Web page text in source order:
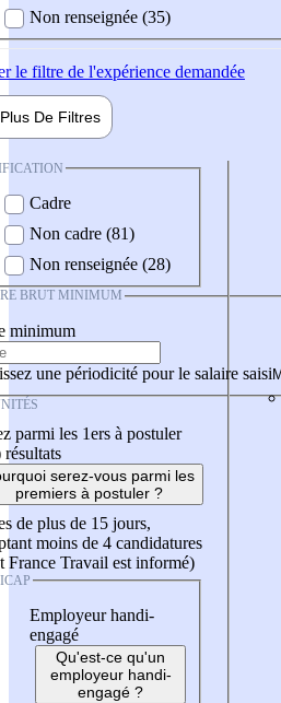
Non renseignée (35)
le filtre de l'expérience demandée
Plus De Filtres
Cadre
Non cadre (81)
Non renseignée (28)
BRUT MINIMUM
minimum
une périodicité pour le salaire saisi
parmi les 1ers à postuler
résultats
serez-vous parmi les
premiers à postuler ?
de plus de 15 jours,
moins de 4 candidatures
France Travail est informé)
Employeur handi-
engagé
Qu'est-ce qu'un
employeur handi-
engagé ?